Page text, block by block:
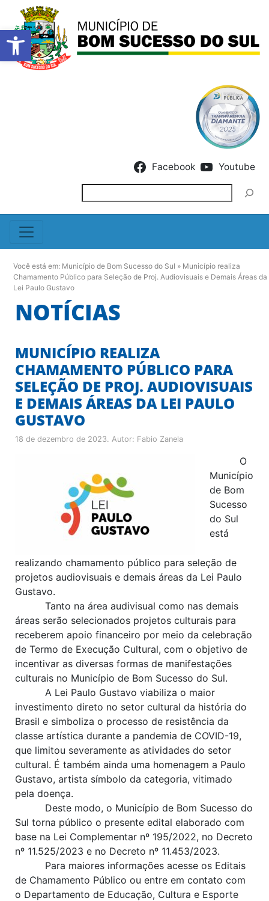
Barra de Ferramentas
Facebook Youtube
Você está em: Município de Bom Sucesso do Sul » Município realiza
Chamamento Público para Seleção de Proj. Audiovisuais e Demais Áreas da
Lei Paulo Gustavo
NOTÍCIAS
MUNICÍPIO REALIZA
CHAMAMENTO PÚBLICO PARA
SELEÇÃO DE PROJ. AUDIOVISUAIS
E DEMAIS ÁREAS DA LEI PAULO
GUSTAVO
18 de dezembro de 2023. Autor: Fabio Zanela
O
Município
de Bom
Sucesso
do Sul
está
realizando chamamento público para seleção de
projetos audiovisuais e demais áreas da Lei Paulo
Gustavo.
Tanto na área audivisual como nas demais
áreas serão selecionados projetos culturais para
receberem apoio financeiro por meio da celebração
de Termo de Execução Cultural, com o objetivo de
incentivar as diversas formas de manifestações
culturais no Município de Bom Sucesso do Sul.
A Lei Paulo Gustavo viabiliza o maior
investimento direto no setor cultural da história do
Brasil e simboliza o processo de resistência da
classe artística durante a pandemia de COVID-19,
que limitou severamente as atividades do setor
cultural. É também ainda uma homenagem a Paulo
Gustavo, artista símbolo da categoria, vitimado
pela doença.
Deste modo, o Município de Bom Sucesso do
Sul torna público o presente edital elaborado com
base na Lei Complementar nº 195/2022, no Decreto
nº 11.525/2023 e no Decreto nº 11.453/2023.
Para maiores informações acesse os Editais
de Chamamento Público ou entre em contato com
o Departamento de Educação, Cultura e Esporte